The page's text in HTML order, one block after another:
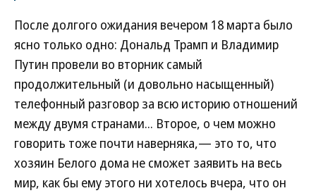
После долгого ожидания вечером 18 марта было
ясно только одно: Дональд Трамп и Владимир
Путин провели во вторник самый
продолжительный (и довольно насыщенный)
телефонный разговор за всю историю отношений
между двумя странами... Второе, о чем можно
говорить тоже почти наверняка,— это то, что
хозяин Белого дома не сможет заявить на весь
мир, как бы ему этого ни хотелось вчера, что он